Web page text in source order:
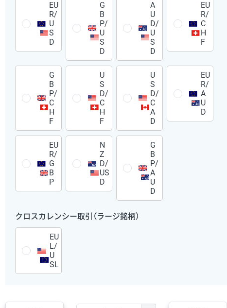
EU
R/
U
S
D
G
B
P/
U
S
D
A
U
D/
U
S
D
EU
R/
C
H
F
G
B
P/
C
H
F
U
S
D/
C
H
F
U
S
D/
C
A
D
EU
R/
A
U
D
EU
R/
G
B
P
N
Z
D/
US
D
G
B
P/
A
U
D
クロスカレンシー取引（ラージ銘柄）
EU
L/
U
SL